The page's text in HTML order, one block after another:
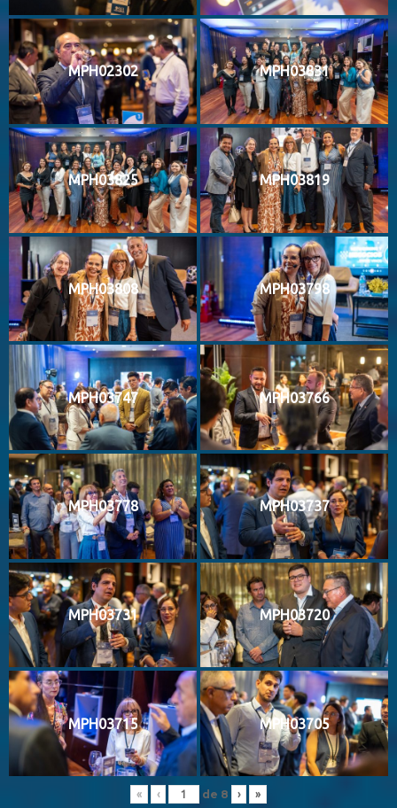
MPH02302 MPH03831
MPH03825 MPH03819
MPH03808 MPH03798
MPH03747 MPH03766
MPH03778 MPH03737
MPH03731 MPH03720
MPH03715 MPH03705
« ‹ de 8 › »